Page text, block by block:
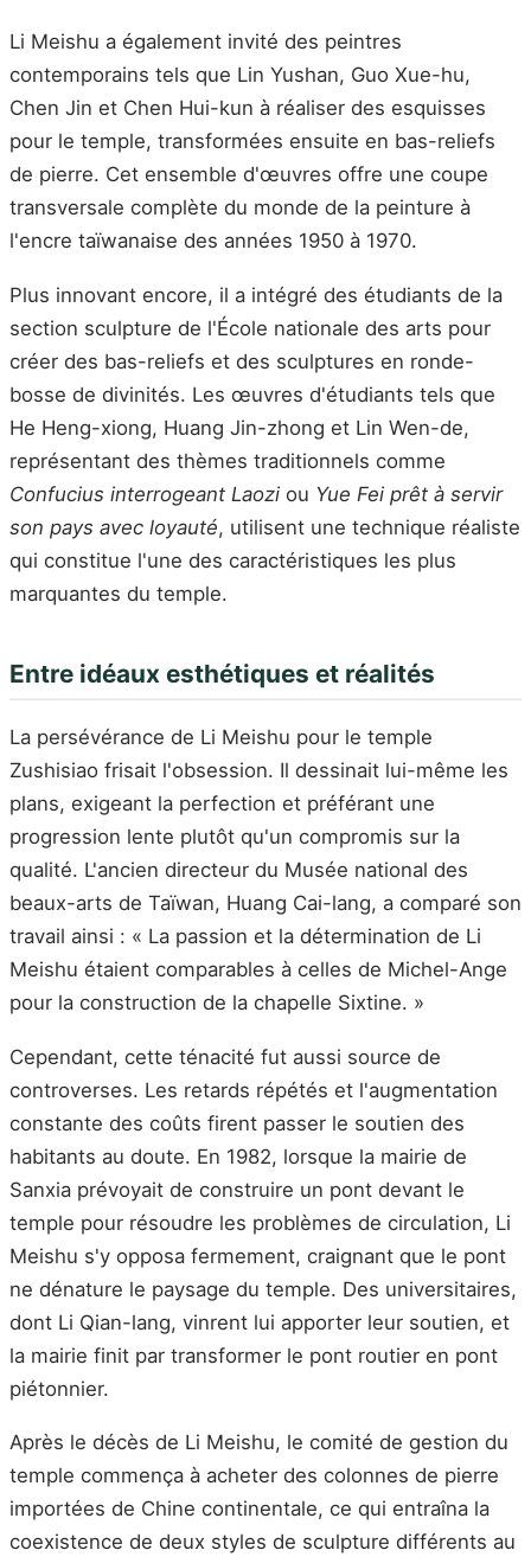
Li Meishu a également invité des peintres
contemporains tels que Lin Yushan, Guo Xue-hu,
Chen Jin et Chen Hui-kun à réaliser des esquisses
pour le temple, transformées ensuite en bas-reliefs
de pierre. Cet ensemble d'œuvres offre une coupe
transversale complète du monde de la peinture à
l'encre taïwanaise des années 1950 à 1970.
Plus innovant encore, il a intégré des étudiants de la
section sculpture de l'École nationale des arts pour
créer des bas-reliefs et des sculptures en ronde-
bosse de divinités. Les œuvres d'étudiants tels que
He Heng-xiong, Huang Jin-zhong et Lin Wen-de,
représentant des thèmes traditionnels comme
Confucius interrogeant Laozi ou Yue Fei prêt à servir
son pays avec loyauté, utilisent une technique réaliste
qui constitue l'une des caractéristiques les plus
marquantes du temple.
Entre idéaux esthétiques et réalités
La persévérance de Li Meishu pour le temple
Zushisiao frisait l'obsession. Il dessinait lui-même les
plans, exigeant la perfection et préférant une
progression lente plutôt qu'un compromis sur la
qualité. L'ancien directeur du Musée national des
beaux-arts de Taïwan, Huang Cai-lang, a comparé son
travail ainsi : « La passion et la détermination de Li
Meishu étaient comparables à celles de Michel-Ange
pour la construction de la chapelle Sixtine. »
Cependant, cette ténacité fut aussi source de
controverses. Les retards répétés et l'augmentation
constante des coûts firent passer le soutien des
habitants au doute. En 1982, lorsque la mairie de
Sanxia prévoyait de construire un pont devant le
temple pour résoudre les problèmes de circulation, Li
Meishu s'y opposa fermement, craignant que le pont
ne dénature le paysage du temple. Des universitaires,
dont Li Qian-lang, vinrent lui apporter leur soutien, et
la mairie finit par transformer le pont routier en pont
piétonnier.
Après le décès de Li Meishu, le comité de gestion du
temple commença à acheter des colonnes de pierre
importées de Chine continentale, ce qui entraîna la
coexistence de deux styles de sculpture différents au